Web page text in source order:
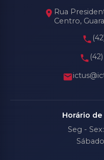
Rua
Centro,
Horário
Seg -